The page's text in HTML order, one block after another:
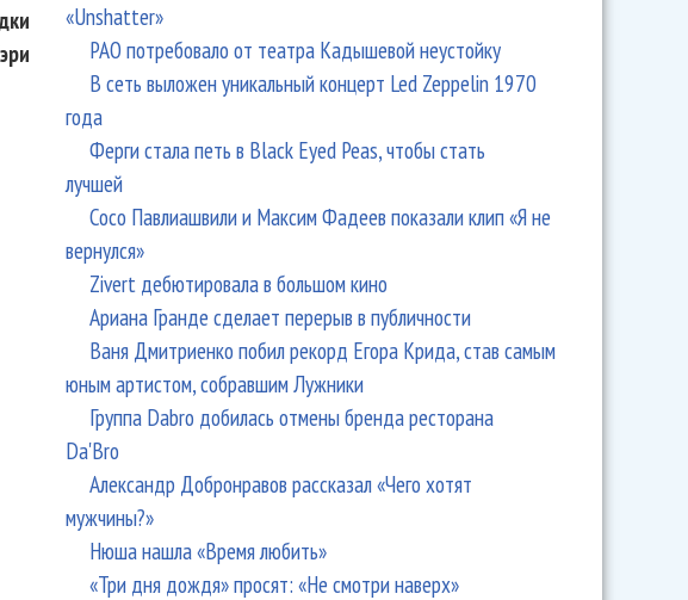
«Unshatter»
РАО потребовало от театра Кадышевой неустойку
В сеть выложен уникальный концерт Led Zeppelin 1970
года
Ферги стала петь в Black Eyed Peas, чтобы стать
лучшей
Сосо Павлиашвили и Максим Фадеев показали клип «Я не
вернулся»
Zivert дебютировала в большом кино
Ариана Гранде сделает перерыв в публичности
Ваня Дмитриенко побил рекорд Егора Крида, став самым
юным артистом, собравшим Лужники
Группа Dabro добилась отмены бренда ресторана
Da'Bro
Александр Добронравов рассказал «Чего хотят
мужчины?»
Нюша нашла «Время любить»
«Три дня дождя» просят: «Не смотри наверх»